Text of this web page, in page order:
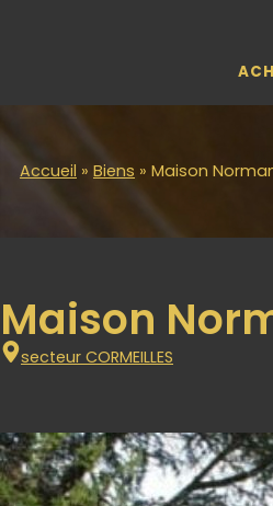
Accueil » Biens » Maison
Maison
secteur CORMEILLES